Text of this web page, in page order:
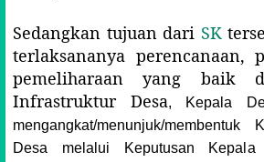
Sedangkan tujuan dari SK
terlaksananya perencanaan,
pemeliharaan yang baik
Infrastruktur Desa, Kepala
mengangkat/menunjuk/membentuk
Desa melalui Keputusan